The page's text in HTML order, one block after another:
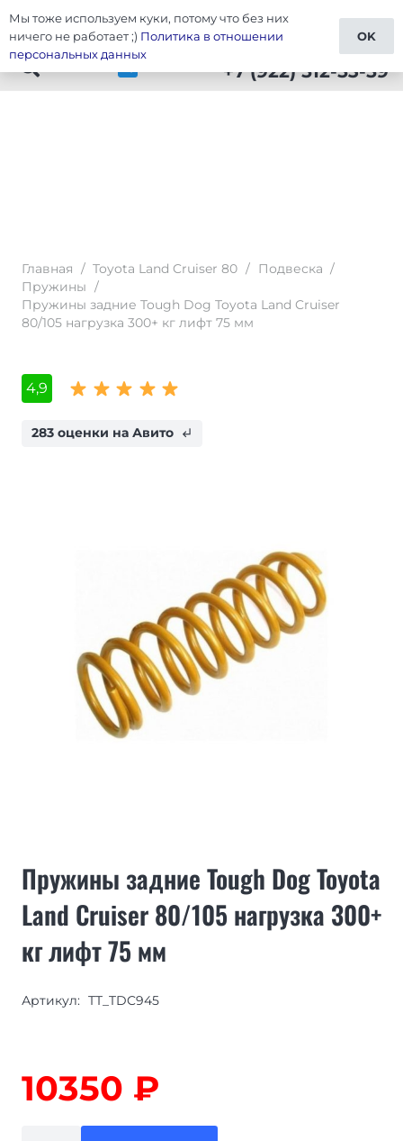
Тюнинг Cruiser 80
+7 (922) 512-53-59
Главная / Toyota Land Cruiser 80 / Подвеска /
Пружины /
Пружины задние Tough Dog Toyota Land Cruiser
80/105 нагрузка 300+ кг лифт 75 мм
4,9
283 оценки на Авито subdirectory_arrow_left
Пружины задние Tough Dog Toyota
Land Cruiser 80/105 нагрузка 300+
кг лифт 75 мм
Артикул: TT_TDC945
10350 ₽
Мы тоже используем куки, потому что без них
ничего не работает ;) Политика в отношении
персональных данных
OK